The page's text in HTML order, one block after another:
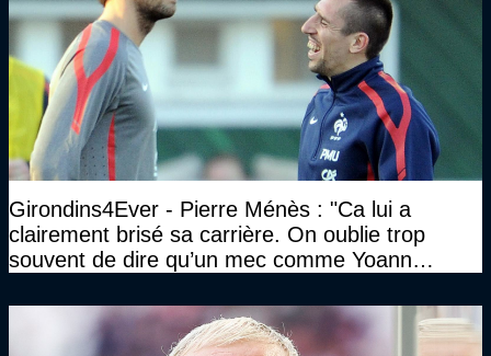
Girondins4Ever - Pierre Ménès : "Ca lui a
clairement brisé sa carrière. On oublie trop
souvent de dire qu’un mec comme Yoann